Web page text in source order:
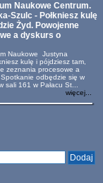
Naukowe Centrum.
Szulc - Połkniesz kulę
Żyd. Powojenne
a dyskurs o
Naukowe Justyna
kulę i pójdziesz tam,
zeznania procesowe a
odbędzie się w
sali 161 w Pałacu St...
więcej...